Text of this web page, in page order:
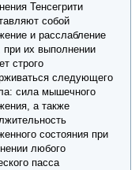
Тенсегрити
собой
и расслабление
их выполнении
строго
следующего
сила мышечного
а также
состояния при
любого
пасса